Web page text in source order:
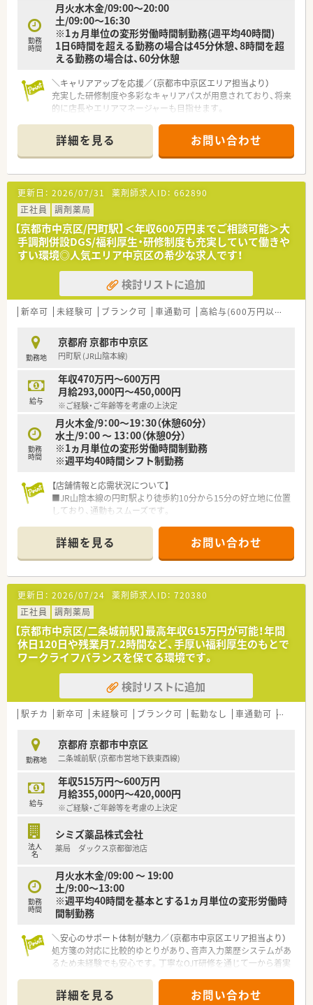
勤務
時間
月火水木金/09:00～20:00
土/09:00～16:30
※1ヵ月単位の変形労働時間制勤務(週平均40時間)
1日6時間を超える勤務の場合は45分休憩、8時間を超
える勤務の場合は、60分休憩
＼キャリアアップを応援／（京都市中京区エリア担当より）
充実した研修制度や多彩なキャリアパスが用意されており、将来
的に店長やエリアマネージャーも目指せます。
【店舗情報と応需状況について】
■烏丸御池駅から徒歩5分というアクセス抜群の立地にあり、毎
日の通勤負担も少なく快適に通うことができます。
■内科や小児科や婦人科などを中心に1日約110から120枚の処
方箋に応需し、居宅の在宅業務にも対応しています。
■常勤薬剤師7名とパート2名に医療事務4名が在籍しており、ス
タッフ同士が協力し合いながらゆとりを持って働けます。
【求人情報について】
■給与はご経験やスキルを考慮のうえ年収400万円から600万円
の範囲で決定され、毎年の昇給制度があります。
■年間休日は123日確保されており、シフト調整により夏季や年
末年始に長期連休を取得できる場合もあります。
■借上社宅制度やインフルエンザ補助制度など、多彩な福利厚生
【想定される業務内容】
■内科や小児科などの多科目の処方箋対応を中心に、地域にお住
まいの患者様に対する丁寧な調剤や服薬指導を行います。
■かかりつけ薬剤師として責任を持って業務に取り組み、患者様
一人ひとりに寄り添い健康サポート機能の充実を図ります。
■将来の管理薬剤師や店長を見据え、店舗運営に関わるマネジメ
ント業務や後輩スタッフの育成などにも携わります。
詳細を見る お問い合わせ
更新日： 2026/07/31 薬剤師求人ID： 662890
正社員
調剤薬局
【京都市中京区/円町駅】＜年収600万円までご相談可能＞大
手調剤併設DGS/福利厚生・研修制度も充実していて働きや
すい環境◎人気エリア中京区の希少な求人です！
検討リストに追加
新卒可 未経験可 ブランク可 車通勤可 高給与(600万円以上)
勤務地
京都府 京都市中京区
円町駅 (JR山陰本線)
給与
年収470万円～600万円
月給293,000円～450,000円
※ご経験・ご年齢等を考慮の上決定
勤務
時間
月火木金/9：00～19：30（休憩60分）
水土/9：00 ～ 13：00（休憩0分）
※1ヵ月単位の変形労働時間制勤務
※週平均40時間シフト制勤務
【店舗情報と応需状況について】
■JR山陰本線の円町駅より徒歩約10分から15分の好立地に位置
しており、通勤もスムーズです。
り、地域医療に貢献できます。
■薬剤師は常時2名体制で業務にあたっており、事務員も複数名
在籍している安心の環境です。
【法人特徴について】
■大阪府に本社を置き300店舗以上を展開する、調剤併設型ドラ
ッグストアの安定企業です。
■調剤売上の比率が高く、調剤専門店や病院門前薬局の出店も積
極的に進めている法人です。
■医薬品だけでなく未病や美容、介護など幅広い分野で地域社会
に貢献する姿勢を持っています。
【こんな方にオススメ】
■年間休日が多くお休みが取りやすいため、プライベートを大切
にしたい方に最適といえます。
着実に成長したい方にお勧めです。
■改装された綺麗な店舗で、心機一転新しい環境でのスタートを
切りたい方にぴったりの職場です。
【やりがい/おすすめポイント】
■年間休日は117日あり、さらに調剤薬剤師職能拡大休暇なども
取得できるため充実しています。
に充実しており生活が潤います。
■産休や育休の取得実績も多数あり、ライフステージが変わって
詳細を見る お問い合わせ
更新日： 2026/07/24 薬剤師求人ID： 720380
正社員
調剤薬局
【京都市中京区/二条城前駅】最高年収615万円が可能！年間
休日120日や残業月7.2時間など、手厚い福利厚生のもとで
ワークライフバランスを保てる環境です。
検討リストに追加
駅チカ 新卒可 未経験可 ブランク可 転勤なし 車通勤可 高給与
勤務地
京都府 京都市中京区
二条城前駅 (京都市営地下鉄東西線)
給与
年収515万円～600万円
月給355,000円～420,000円
※ご経験・ご年齢等を考慮の上決定
法人
名
シミズ薬品株式会社
薬局 ダックス京都御池店
勤務
時間
月火水木金/09:00 ～ 19:00
土/9:00～13:00
※週平均40時間を基本とする1ヵ月単位の変形労働時
間制勤務
＼安心のサポート体制が魅力／（京都市中京区エリア担当より）
処方箋の対応に比較的ゆとりがあり、音声入力薬歴システムがあ
るため未経験でも安心です。丁寧なOJT研修を通じて一から着実
＊------------------------------------------＊
詳細を見る お問い合わせ